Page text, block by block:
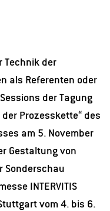
der
als Referenten oder
der Tagung
Prozesskette“ des
am 5. November
Gestaltung von
Sonderschau
INTERVITIS
Stuttgart vom 4. bis 6.